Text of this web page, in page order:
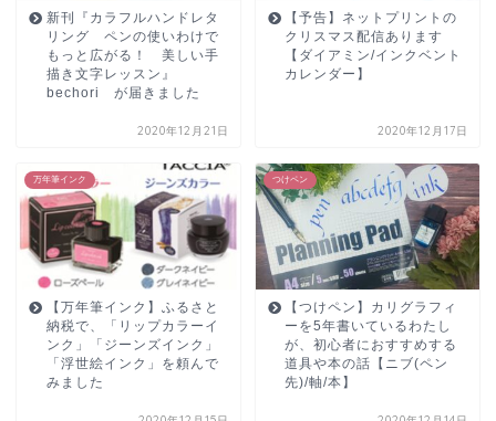
新刊『カラフルハンドレタ
リング ペンの使いわけで
もっと広がる！ 美しい手
描き文字レッスン』
bechori が届きました
2020年12月21日
【予告】ネットプリントの
クリスマス配信あります
【ダイアミン/インクベント
カレンダー】
2020年12月17日
万年筆インク
【万年筆インク】ふるさと
納税で、「リップカラーイ
ンク」「ジーンズインク」
「浮世絵インク」を頼んで
みました
つけペン
【つけペン】カリグラフィ
ーを5年書いているわたし
が、初心者におすすめする
道具や本の話【ニブ(ペン
先)/軸/本】